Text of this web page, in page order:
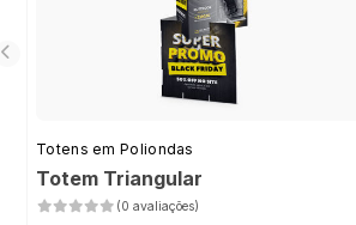
Totens em Poliondas
Totem Triangular
(0 avaliações)